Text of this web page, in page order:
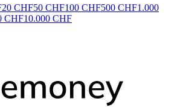
20 CHF50 CHF100 CHF500 CHF1.000
CHF10.000 CHF